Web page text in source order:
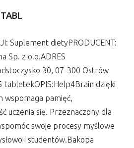
Suplement dietyPRODUCENT:
Sp. z o.o.ADRES
30, 07-300 Ostrów
tabletekOPIS:Help4Brain dzięki
wspomaga pamięć,
uczenia się. Przeznaczony dla
swoje procesy myślowe
i studentów.Bakopa